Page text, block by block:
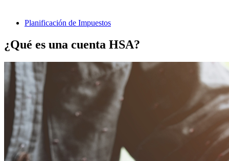
Planificación de Impuestos
¿Qué es una cuenta HSA?